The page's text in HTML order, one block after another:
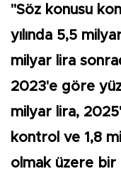
"Söz konusu
yılında 5,5
milyar lira
2023'e göre
milyar lira,
kontrol ve 1,8
olmak üzere bir